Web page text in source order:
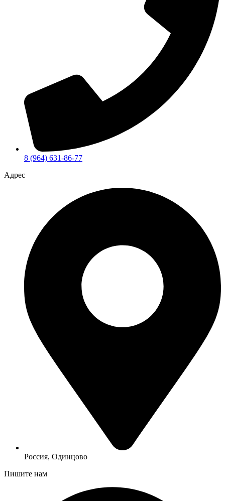
8 (964) 631-86-77
Адрес
Россия, Одинцово
Пишите нам